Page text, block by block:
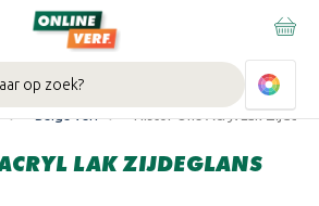
Bij besteding vanaf €100,- aan Sikkens
muurverf en/of lak.
Bekijk actie >
Beige verf Histor One Acryl Lak
LAK ZIJDEGLANS